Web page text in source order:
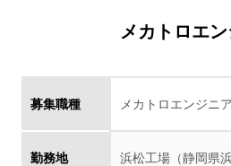
メカトロエ
募集職種 メカトロエンジニア
勤務地
浜松工場（静岡県